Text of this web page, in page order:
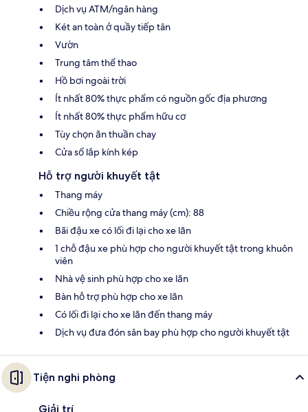
Dịch vụ ATM/ngân hàng
Két an toàn ở quầy tiếp tân
Vườn
Trung tâm thể thao
Hồ bơi ngoài trời
Ít nhất 80% thực phẩm có nguồn gốc địa phương
Ít nhất 80% thực phẩm hữu cơ
Tùy chọn ăn thuần chay
Cửa sổ lắp kính kép
Hỗ trợ người khuyết tật
Thang máy
Chiều rộng cửa thang máy (cm): 88
Bãi đậu xe có lối đi lại cho xe lăn
1 chỗ đậu xe phù hợp cho người khuyết tật trong khuôn
viên
Nhà vệ sinh phù hợp cho xe lăn
Bàn hỗ trợ phù hợp cho xe lăn
Có lối đi lại cho xe lăn đến thang máy
Dịch vụ đưa đón sân bay phù hợp cho người khuyết tật
Tiện nghi phòng
Giải trí